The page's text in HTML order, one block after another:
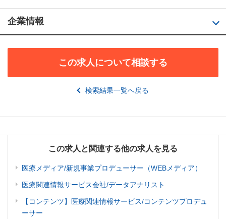
企業情報
この求人について相談する
検索結果一覧へ戻る
この求人と関連する他の求人を見る
医療メディア/新規事業プロデューサー（WEBメディア）
医療関連情報サービス会社/データアナリスト
【コンテンツ】医療関連情報サービス/コンテンツプロデュ
ーサー